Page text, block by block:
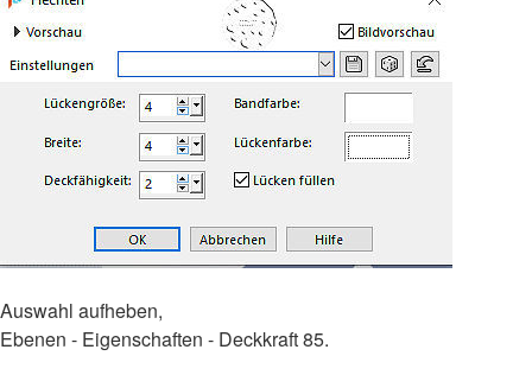
Auswahl aufheben,
Ebenen - Eigenschaften - Deckkraft 85.